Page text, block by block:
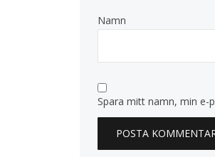
Namn
Spara mitt namn, min e-